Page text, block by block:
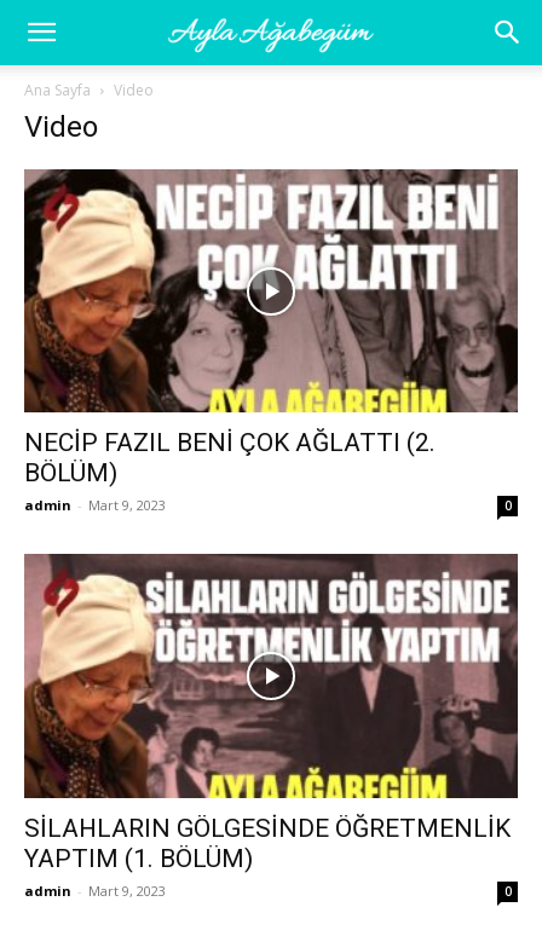
Ayla
Ağabegüm
Ana Sayfa Video
Video
NECİP FAZIL BENİ ÇOK AĞLATTI (2.
BÖLÜM)
admin - Mart 9, 2023 0
SİLAHLARIN GÖLGESİNDE ÖĞRETMENLİK
YAPTIM (1. BÖLÜM)
admin - Mart 9, 2023 0